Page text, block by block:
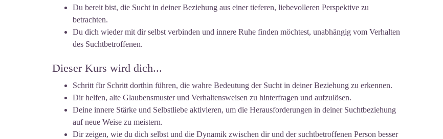
Du bereit bist, die Sucht in deiner Beziehung aus einer tieferen, liebevolleren Perspektive zu
betrachten.
Du dich wieder mit dir selbst verbinden und innere Ruhe finden möchtest, unabhängig vom Verhalten
des Suchtbetroffenen.
Dieser Kurs wird dich...
Schritt für Schritt dorthin führen, die wahre Bedeutung der Sucht in deiner Beziehung zu erkennen.
Dir helfen, alte Glaubensmuster und Verhaltensweisen zu hinterfragen und aufzulösen.
Deine innere Stärke und Selbstliebe aktivieren, um die Herausforderungen in deiner Suchtbeziehung
auf neue Weise zu meistern.
Dir zeigen, wie du dich selbst und die Dynamik zwischen dir und der suchtbetroffenen Person besser